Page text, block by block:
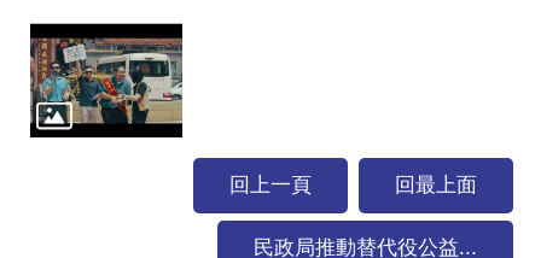
回上一頁 回最上面
民政局推動替代役公益...